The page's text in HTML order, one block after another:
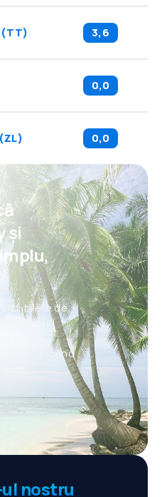
(TT) 3,6
0,0
(ZL) 0,0
și
zi: bilete de
break-uri
oricând
nostru